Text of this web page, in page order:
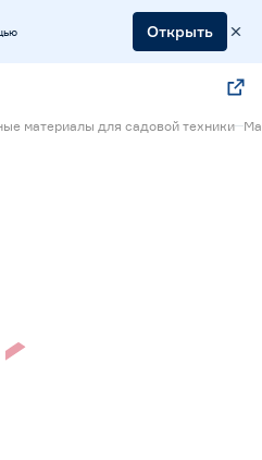
Открыть
материалы для садовой техники